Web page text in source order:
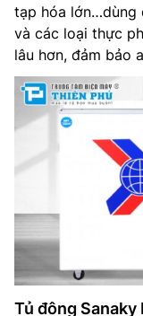
Nhiệt độ ngăn
Nhiệt độ ngăn
Khóa tủ: Có
Gas: R600A
Hãng sản xuất:
Xuất xứ: Chính hãng
tạp hóa lớn…dùng
và các loại thực
lâu hơn, đảm bảo
Tủ đông Sanaky